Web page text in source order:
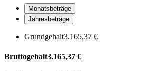
Monatsbeträge
Jahresbeträge
Grundgehalt3.165,37 €
Bruttogehalt3.165,37 €